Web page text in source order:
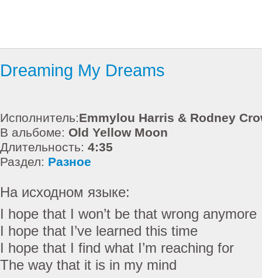
Dreaming My Dreams
Исполнитель:Emmylou Harris & Rodney
В альбоме: Old Yellow Moon
Длительность: 4:35
Раздел: Разное
На исходном языке:
I hope that I won’t be that wrong anymore
I hope that I’ve learned this time
I hope that I find what I’m reaching for
The way that it is in my mind